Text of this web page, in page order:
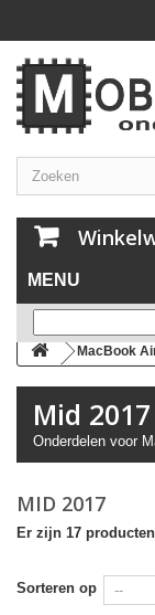
MENU
MacBook
Mid 2017
Onderdelen voor
MID 2017
Er zijn 17 producten
Sorteren op